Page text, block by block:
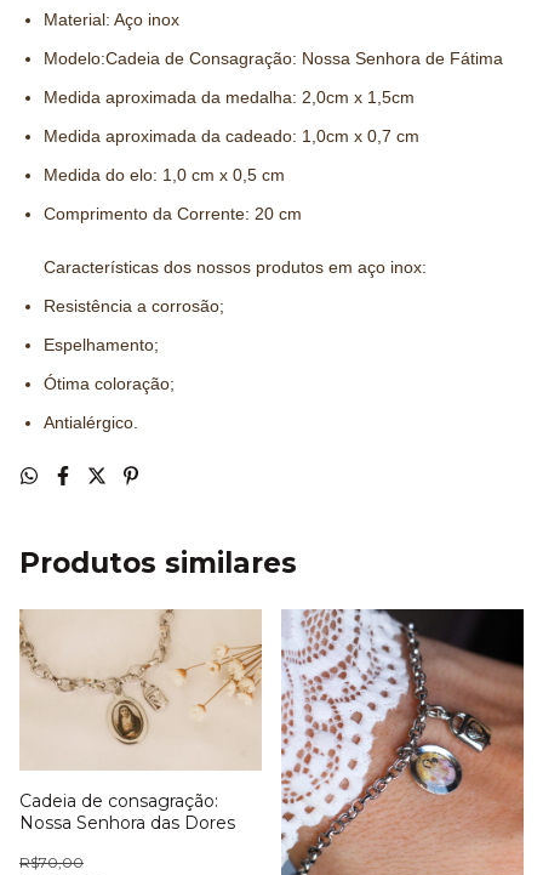
Material: Aço inox
Modelo:Cadeia de Consagração: Nossa Senhora de Fátima
Medida aproximada da medalha: 2,0cm x 1,5cm
Medida aproximada da cadeado: 1,0cm x 0,7 cm
Medida do elo: 1,0 cm x 0,5 cm
Comprimento da Corrente: 20 cm
Características dos nossos produtos em aço inox:
Resistência a corrosão;
Espelhamento;
Ótima coloração;
Antialérgico.
Produtos similares
Cadeia de consagração:
Nossa Senhora das Dores
R$70,00